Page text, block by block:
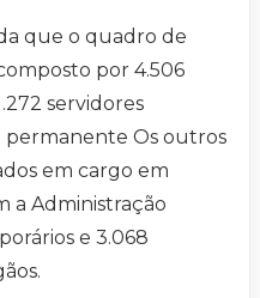
que o quadro de
por 4.506
servidores
permanente Os outros
em cargo em
a Administração
e 3.068